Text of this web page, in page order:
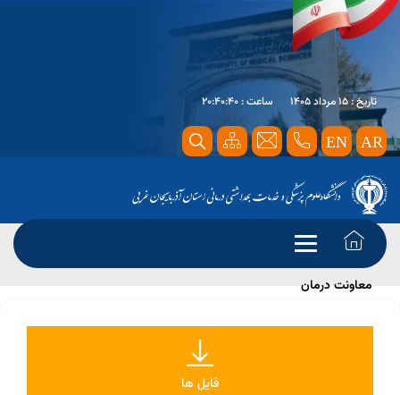
تاریخ : 15 مرداد 1405 ساعت : 20:40:40
AR
EN
صفحه اصلی
معاونت درمان
فایل ها